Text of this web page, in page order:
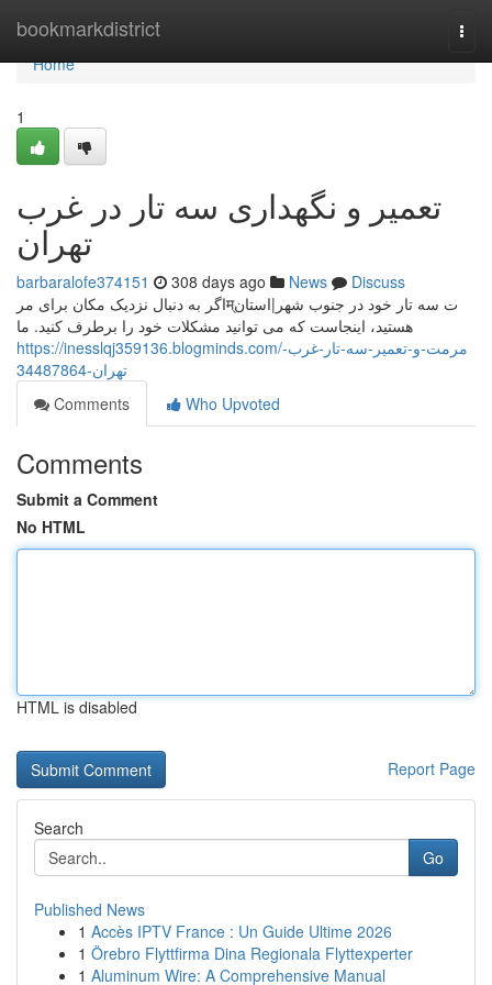
bookmarkdistrict
Home
Home
1
تعمیر و نگهداری سه تار در غرب
تهران
barbaralofe374151 308 days ago News
Discuss
اگر به دنبال نزدیک مکان برای مرम्ت سه تار خود در جنوب شهر|استان
هستید، اینجاست که می توانید مشکلات خود را برطرف کنید. ما
https://inesslqj359136.blogminds.com/مرمت-و-تعمیر-سه-تار-غرب-
تهران-34487864
Comments
Who Upvoted
Comments
Submit a Comment
No HTML
HTML is disabled
Report Page
Search
Go
Published News
1 Accès IPTV France : Un Guide Ultime 2026
1 Örebro Flyttfirma Dina Regionala Flyttexperter
1 Aluminum Wire: A Comprehensive Manual